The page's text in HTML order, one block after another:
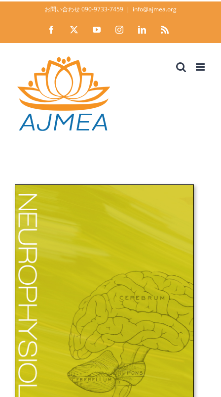
お問い合わせ 090-9733-7459 | info@ajmea.org
Facebook YouTubeInstagramLinkedInRss